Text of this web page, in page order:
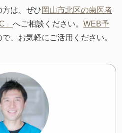
方は、ぜひ岡山市北区の歯医者
」 へご相談ください。 WEB予
、お気軽にご活用ください。